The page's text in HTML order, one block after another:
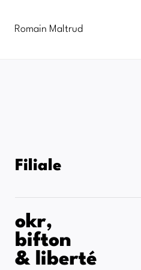
contenuRomain Maltrud
Filiale
okr,
bifton
& liberté